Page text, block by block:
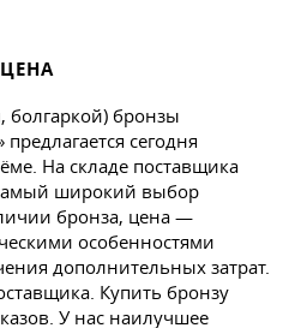
болгаркой) бронзы
сегодня
На складе поставщика
широкий выбор
бронза, цена —
особенностями
дополнительных затрат.
Купить бронзу
У нас наилучшее